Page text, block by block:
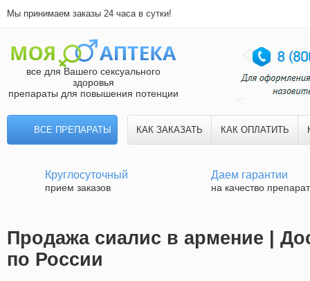
Мы принимаем заказы 24 часа в сутки!
все для Вашего сексуального
здоровья
препараты для повышения потенции
ВСЕ ПРЕПАРАТЫ КАК ЗАКАЗАТЬ КАК ОПЛАТИТЬ
Круглосуточный
прием заказов
Даем гарантии
на качество
Продажа сиалис в армение |
по России